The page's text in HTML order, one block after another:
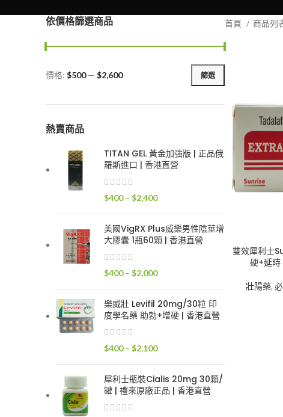
依價格篩選商品
最
價
最
價
篩選
價格: $500— $2,600
熱賣商品
TITAN GEL 黃金加強版 | 正品俄
羅斯進口 | 香港直營
$400 – $2,400價
圍：
$2,400
美國VigRX Plus威樂男性陰莖增
大膠囊 1瓶60顆 | 香港直營
$400 – $2,000價
範
圍：
$2,000
樂威壯 Levifil 20mg/30粒 印
度學名藥 助勃+增硬 | 香港直營
$400 – $2,100價
範
圍：
犀利士瓶裝Cialis 20mg 30顆/
罐 | 禮來原廠正品 | 香港直營
首頁 商品列
雙效犀利士
硬+延
壯陽藥,